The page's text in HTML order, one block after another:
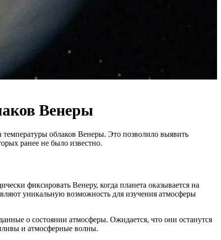
Венеры
облаков Венеры. Это позволило выявить
ранее не было известно.
фиксировать Венеру, когда планета оказывается на
уникальную возможность для изучения атмосферы
о состоянии атмосферы. Ожидается, что они останутся
и атмосферные волны.